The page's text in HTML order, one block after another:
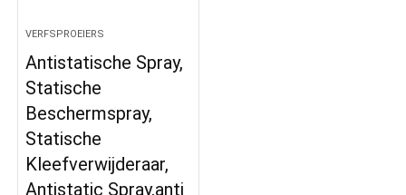
VERFSPROEIERS
Antistatische Spray,
Statische
Beschermspray,
Statische
Kleefverwijderaar,
Antistatic Spray,anti